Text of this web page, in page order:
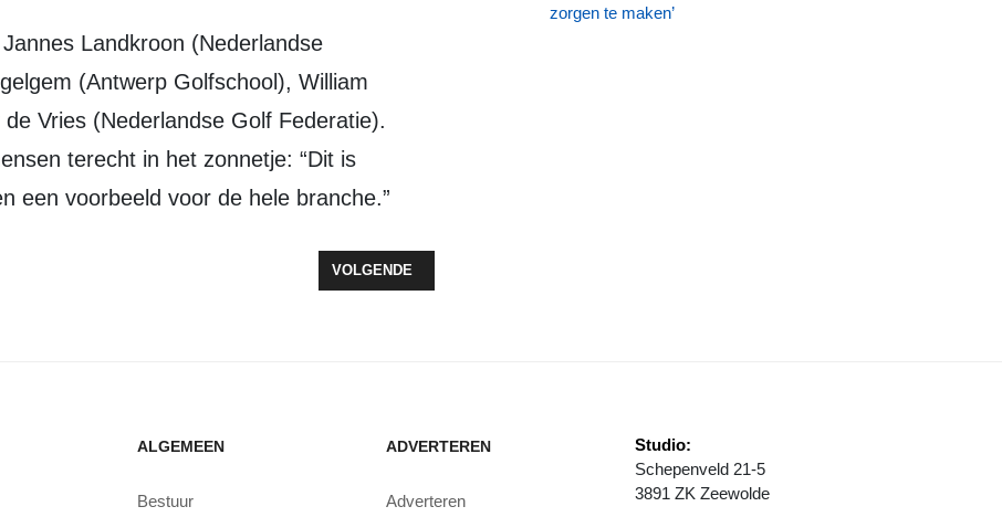
(Antwerp Golfschool), William
Vries (Nederlandse Golf Federatie).
terecht in het zonnetje: “Dit is
een voorbeeld voor de hele branche.”
BAKKER BART WILLEN VERTROUWDE SFEER BEHOUDENVOLGENDE ARTIKEL: VOORMALIG TUINCENTRUM DE OOSTEINDE GAAT VERDER MET
VOLGENDE
zorgen te maken’
ALGEMEEN
Bestuur
ADVERTEREN
Adverteren
Studio:
Schepenveld 21-5
3891 ZK Zeewolde